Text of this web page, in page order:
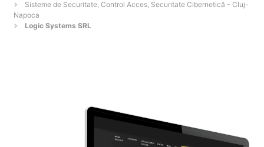
Sisteme de Securitate, Control Acces, Securitate Cibernetică - Cluj-
Napoca
Logic Systems SRL